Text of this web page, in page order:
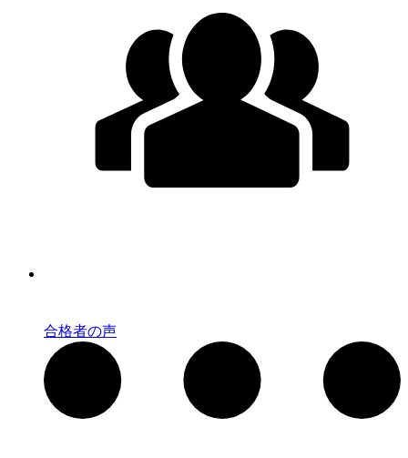
合格者の声